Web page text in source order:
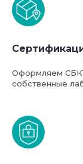
Оформляем
собственные
Базовая